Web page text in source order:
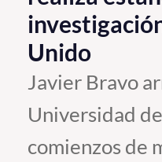
PUCV Internacional
Vinculación con el Medio
Admisión
Unido
Javier Bravo
Universidad
comienzos de